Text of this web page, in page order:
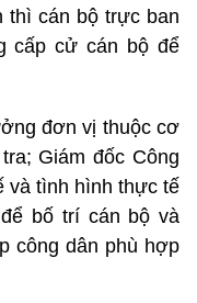
thì cán bộ trực ban
cấp cử cán bộ để
đơn vị thuộc cơ
Giám đốc Công
và tình hình thực tế
bố trí cán bộ và
công dân phù hợp